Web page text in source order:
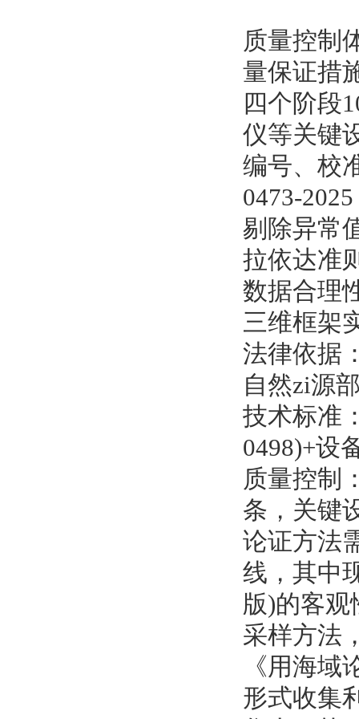
质量控制
量保证措
四个阶段
仪等关键
编号、校
0473-
剔除异常
拉依达准
数据合理
三维框架
法律依据
自然zi源
技术标准
0498)+设
质量控制
条，关键
论证方法
线，其中
版)的客观
采样方法
《用海
形式收集